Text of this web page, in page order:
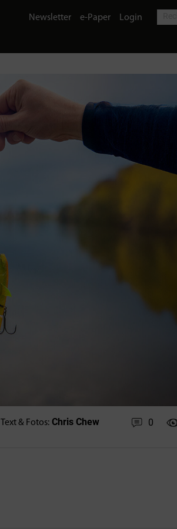
Newsletter e-Paper Login
Text & Fotos: Chris Chew 0